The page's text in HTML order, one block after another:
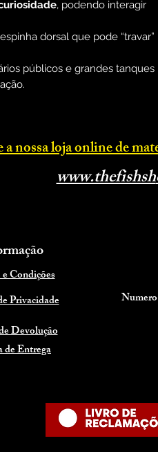
, podendo interagir
dorsal que pode “travar”
públicos e grandes tanques
nossa loja online de
www.thefishsh
Condições
Privacidade
Devolução
de Entrega